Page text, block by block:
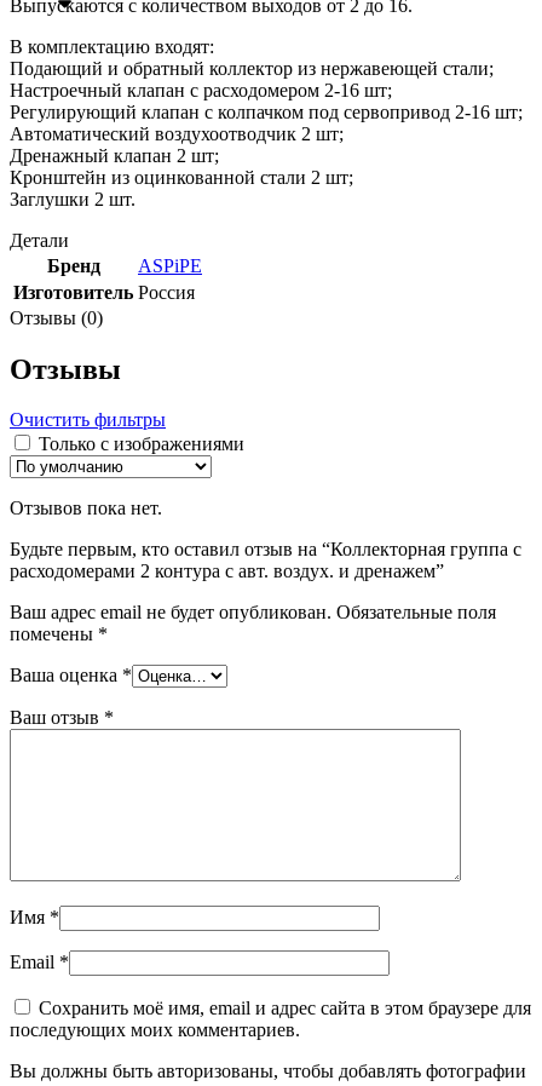
Выпускаются с количеством выходов от 2 до 16.
В комплектацию входят:
Подающий и обратный коллектор из нержавеющей стали;
Настроечный клапан с расходомером 2-16 шт;
Регулирующий клапан с колпачком под сервопривод 2-16 шт;
Автоматический воздухоотводчик 2 шт;
Дренажный клапан 2 шт;
Кронштейн из оцинкованной стали 2 шт;
Заглушки 2 шт.
Детали
Бренд
ASPiPE
Изготовитель Россия
Отзывы (0)
Отзывы
Очистить фильтры
Только с изображениями
Отзывов пока нет.
Будьте первым, кто оставил отзыв на “Коллекторная группа с
расходомерами 2 контура с авт. воздух. и дренажем”
Ваш адрес email не будет опубликован. Обязательные поля
помечены *
Ваша оценка *
Ваш отзыв *
Имя *
Email *
Сохранить моё имя, email и адрес сайта в этом браузере для
последующих моих комментариев.
Вы должны быть авторизованы, чтобы добавлять фотографии